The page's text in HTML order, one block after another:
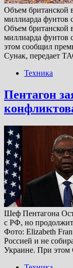
Объем британской
миллиарда фунтов
Объем британской
миллиарда фунтов
этом сообщил
Сунак, передает
Техника
Пентагон
Шеф Пентагона
с РФ, но
Фото: Elizabeth
Россией и не
Украине. При этом